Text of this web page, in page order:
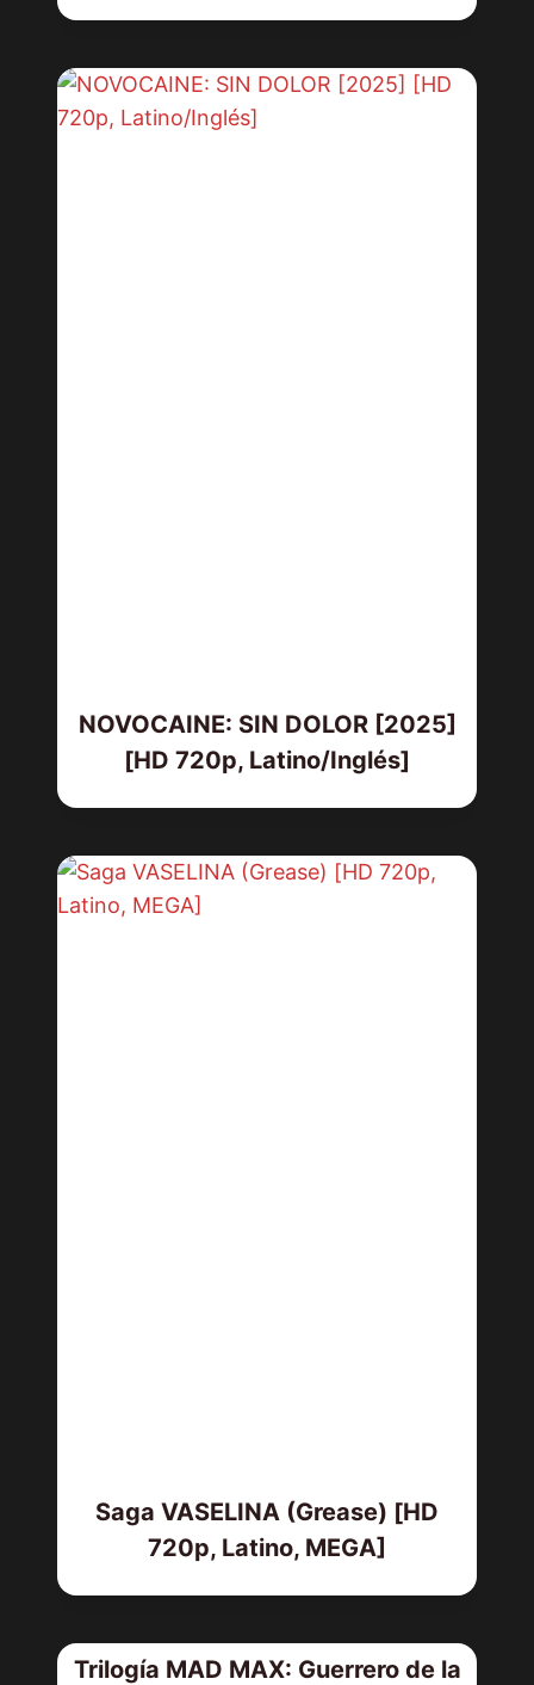
NOVOCAINE: SIN DOLOR [2025]
[HD 720p, Latino/Inglés]
Saga VASELINA (Grease) [HD
720p, Latino, MEGA]
Trilogía MAD MAX: Guerrero de la